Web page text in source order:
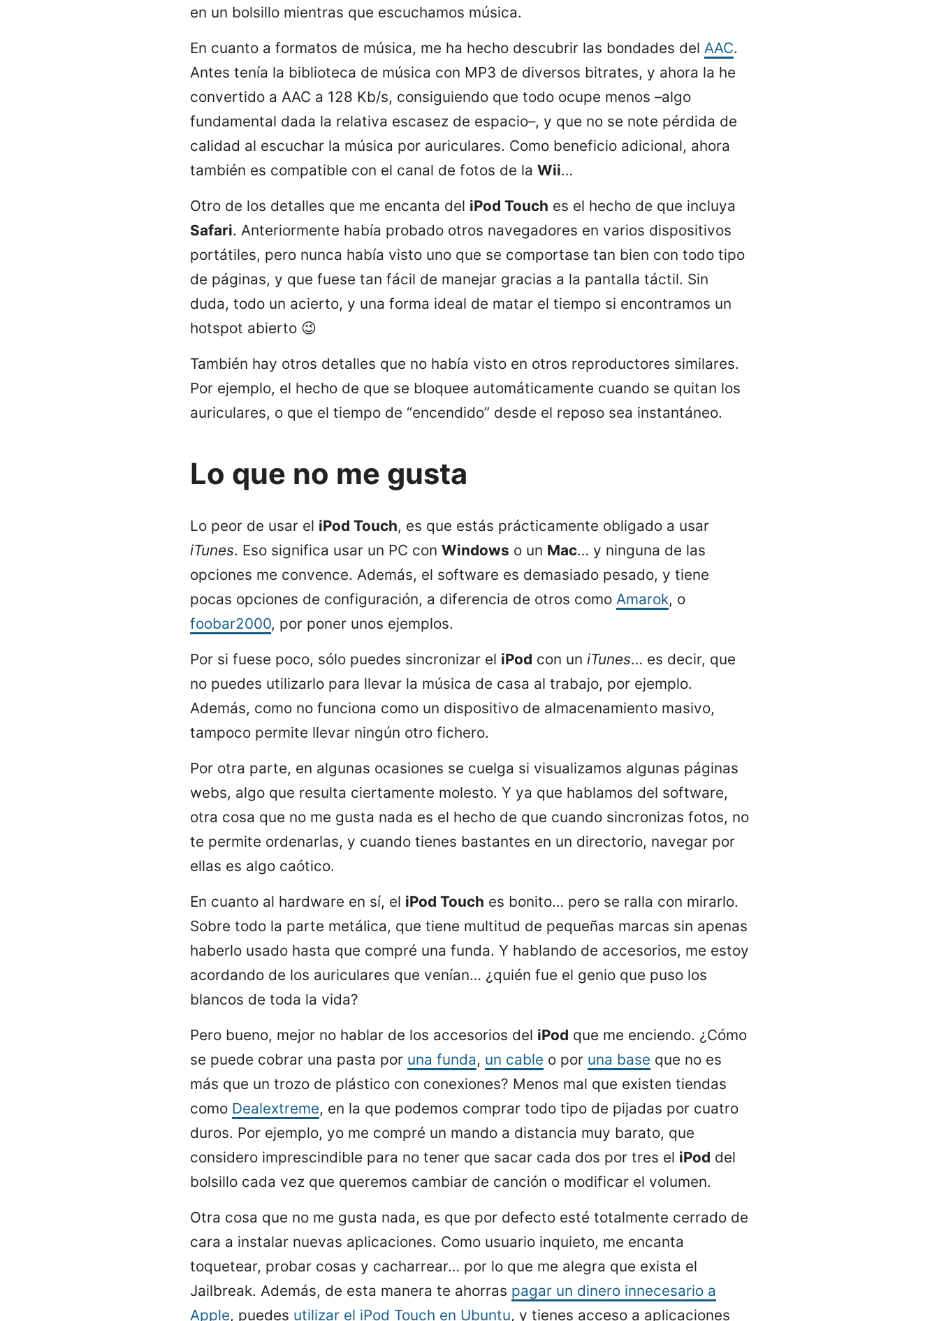
en un bolsillo mientras que escuchamos música.
En cuanto a formatos de música, me ha hecho descubrir las bondades del AAC.
Antes tenía la biblioteca de música con MP3 de diversos bitrates, y ahora la he
convertido a AAC a 128 Kb/s, consiguiendo que todo ocupe menos –algo
fundamental dada la relativa escasez de espacio–, y que no se note pérdida de
calidad al escuchar la música por auriculares. Como beneficio adicional, ahora
también es compatible con el canal de fotos de la Wii…
Otro de los detalles que me encanta del iPod Touch es el hecho de que incluya
Safari. Anteriormente había probado otros navegadores en varios dispositivos
portátiles, pero nunca había visto uno que se comportase tan bien con todo tipo
de páginas, y que fuese tan fácil de manejar gracias a la pantalla táctil. Sin
duda, todo un acierto, y una forma ideal de matar el tiempo si encontramos un
hotspot abierto 😉
También hay otros detalles que no había visto en otros reproductores similares.
Por ejemplo, el hecho de que se bloquee automáticamente cuando se quitan los
auriculares, o que el tiempo de “encendido” desde el reposo sea instantáneo.
Lo que no me gusta
Lo peor de usar el iPod Touch, es que estás prácticamente obligado a usar
iTunes. Eso significa usar un PC con Windows o un Mac… y ninguna de las
opciones me convence. Además, el software es demasiado pesado, y tiene
pocas opciones de configuración, a diferencia de otros como Amarok, o
foobar2000, por poner unos ejemplos.
Por si fuese poco, sólo puedes sincronizar el iPod con un iTunes… es decir, que
no puedes utilizarlo para llevar la música de casa al trabajo, por ejemplo.
Además, como no funciona como un dispositivo de almacenamiento masivo,
tampoco permite llevar ningún otro fichero.
Por otra parte, en algunas ocasiones se cuelga si visualizamos algunas páginas
webs, algo que resulta ciertamente molesto. Y ya que hablamos del software,
otra cosa que no me gusta nada es el hecho de que cuando sincronizas fotos, no
te permite ordenarlas, y cuando tienes bastantes en un directorio, navegar por
ellas es algo caótico.
En cuanto al hardware en sí, el iPod Touch es bonito… pero se ralla con mirarlo.
Sobre todo la parte metálica, que tiene multitud de pequeñas marcas sin apenas
haberlo usado hasta que compré una funda. Y hablando de accesorios, me estoy
acordando de los auriculares que venían… ¿quién fue el genio que puso los
blancos de toda la vida?
Pero bueno, mejor no hablar de los accesorios del iPod que me enciendo. ¿Cómo
se puede cobrar una pasta por una funda, un cable o por una base que no es
más que un trozo de plástico con conexiones? Menos mal que existen tiendas
como Dealextreme, en la que podemos comprar todo tipo de pijadas por cuatro
duros. Por ejemplo, yo me compré un mando a distancia muy barato, que
considero imprescindible para no tener que sacar cada dos por tres el iPod del
bolsillo cada vez que queremos cambiar de canción o modificar el volumen.
Otra cosa que no me gusta nada, es que por defecto esté totalmente cerrado de
cara a instalar nuevas aplicaciones. Como usuario inquieto, me encanta
toquetear, probar cosas y cacharrear… por lo que me alegra que exista el
Jailbreak. Además, de esta manera te ahorras pagar un dinero innecesario a
Apple, puedes utilizar el iPod Touch en Ubuntu, y tienes acceso a aplicaciones